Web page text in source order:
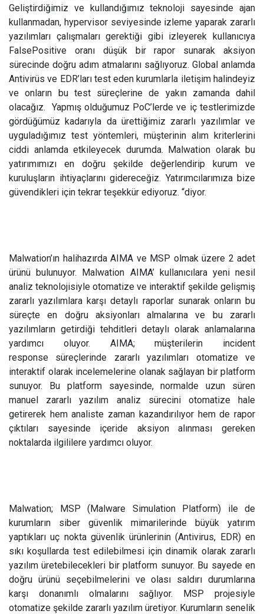
Geliştirdiğimiz ve kullandığımız teknoloji sayesinde ajan
kullanmadan, hypervisor seviyesinde izleme yaparak zararlı
yazılımları çalışmaları gerektiği gibi izleyerek kullanıcıya
FalsePositive oranı düşük bir rapor sunarak aksiyon
sürecinde doğru adım atmalarını sağlıyoruz. Global anlamda
Antivirüs ve EDR’ları test eden kurumlarla iletişim halindeyiz
ve onların bu test süreçlerine de yakın zamanda dahil
olacağız. Yapmış olduğumuz PoC’lerde ve iç testlerimizde
gördüğümüz kadarıyla da ürettiğimiz zararlı yazılımlar ve
uyguladığımız test yöntemleri, müşterinin alım kriterlerini
ciddi anlamda etkileyecek durumda. Malwation olarak bu
yatırımımızı en doğru şekilde değerlendirip kurum ve
kuruluşların ihtiyaçlarını gidereceğiz. Yatırımcılarımıza bize
güvendikleri için tekrar teşekkür ediyoruz. “diyor.
Malwation’ın halihazırda AIMA ve MSP olmak üzere 2 adet
ürünü bulunuyor. Malwation AIMA’ kullanıcılara yeni nesil
analiz teknolojisiyle otomatize ve interaktif şekilde gelişmiş
zararlı yazılımlara karşı detaylı raporlar sunarak onların bu
süreçte en doğru aksiyonları almalarına ve bu zararlı
yazılımların getirdiği tehditleri detaylı olarak anlamalarına
yardımcı oluyor. AIMA; müşterilerin incident
response süreçlerinde zararlı yazılımları otomatize ve
interaktif olarak incelemelerine olanak sağlayan bir platform
sunuyor. Bu platform sayesinde, normalde uzun süren
manuel zararlı yazılım analiz sürecini otomatize hale
getirerek hem analiste zaman kazandırılıyor hem de rapor
çıktıları sayesinde içeride aksiyon alınması gereken
noktalarda ilgililere yardımcı oluyor.
Malwation; MSP (Malware Simulation Platform) ile de
kurumların siber güvenlik mimarilerinde büyük yatırım
yaptıkları uç nokta güvenlik ürünlerinin (Antivirus, EDR) en
sıkı koşullarda test edilebilmesi için dinamik olarak zararlı
yazılım üretebilecekleri bir platform sunuyor. Bu sayede en
doğru ürünü seçebilmelerini ve olası saldırı durumlarına
karşı donanımlı olmalarını sağlıyor. MSP projesiyle
otomatize şekilde zararlı yazılım üretiyor. Kurumların senelik